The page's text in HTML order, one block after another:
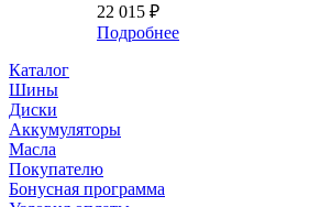
22 015 ₽
Подробнее
Каталог
Шины
Диски
Аккумуляторы
Масла
Покупателю
Бонусная программа